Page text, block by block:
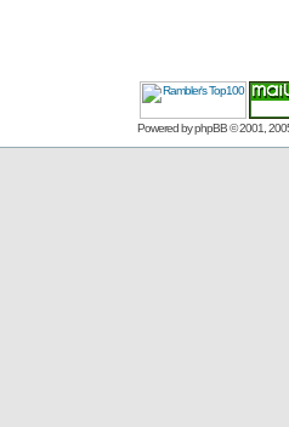
Powered byphpBB© 2001,